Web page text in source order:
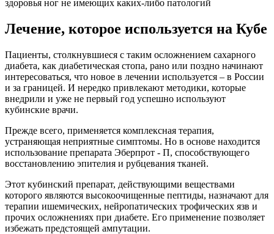
здоровья ног не имеющих каких-либо патологий
Лечение, которое используется на Кубе
Пациенты, столкнувшиеся с таким осложнением сахарного
диабета, как диабетическая стопа, рано или поздно начинают
интересоваться, что новое в лечении используется – в России
и за границей. И нередко привлекают методики, которые
внедрили и уже не первый год успешно используют
кубинские врачи.
Прежде всего, применяется комплексная терапия,
устраняющая неприятные симптомы. Но в основе находится
использование препарата Эберпрот - П, способствующего
восстановлению эпителия и рубцевания тканей.
Этот кубинский препарат, действующими веществами
которого являются высокоочищенные пептиды, назначают для
терапии ишемических, нейропатических трофических язв и
прочих осложнениях при диабете. Его применение позволяет
избежать предстоящей ампутации.